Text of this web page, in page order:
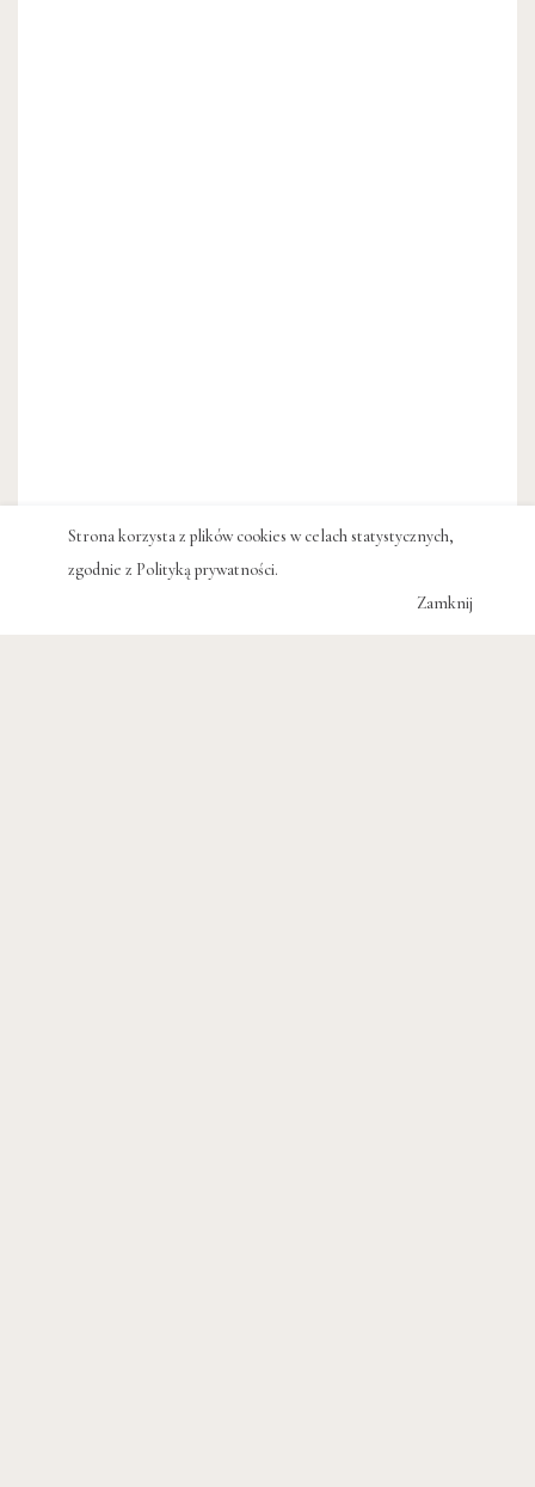
Strona korzysta z plików cookies w celach statystycznych,
zgodnie z Polityką prywatności.
Zamknij